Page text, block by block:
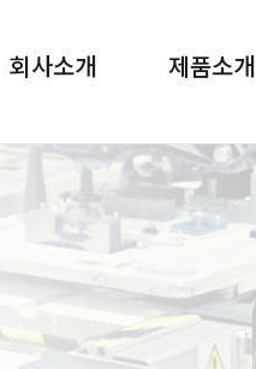
회사소개 제품소개